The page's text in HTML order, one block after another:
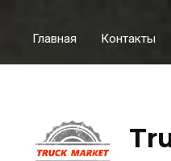
Главная Контакты